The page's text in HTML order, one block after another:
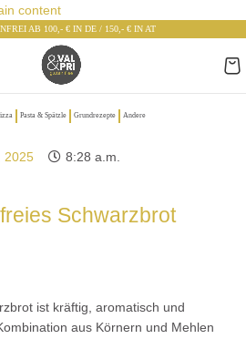
content
AB 100,- € IN DE / 150,- € IN AT
Pasta & Spätzle Grundrezepte Andere
2025
8:28 a.m.
Schwarzbrot
ist kräftig, aromatisch und
aus Körnern und Mehlen